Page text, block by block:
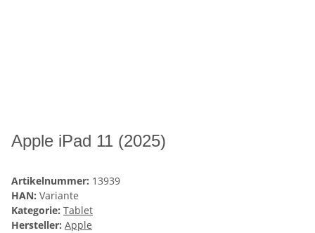
Apple iPad 11 (2025)
Artikelnummer: 13939
HAN: Variante
Kategorie: Tablet
Hersteller: Apple